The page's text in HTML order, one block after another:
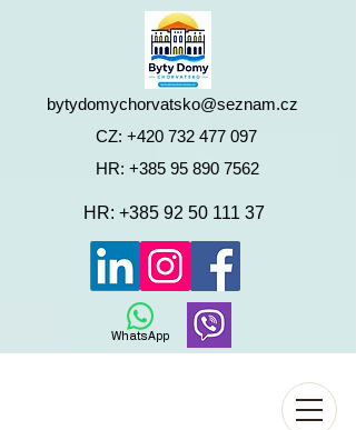
HR: +385 95 890 7562
CZ: +420 732 477 097
WhatsApp
bytydomychorvatsko@seznam.cz
HR: +385 92 50 111 37